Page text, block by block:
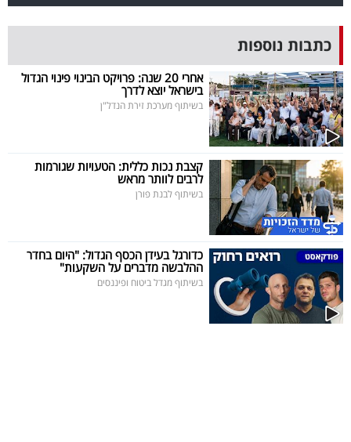
5
המילון
הכלכלי
פודקאסט
40
UNDER
40
שיתופי
פעולה
כתבות נוספות
אחרי 20 שנה: פרויקט הבינוי פינוי הגדול
בישראל יוצא לדרך
בשיתוף מערכת זירת הנדל"ן
קצבת נכות כללית: הטעויות שגורמות
לרבים לוותר מראש
בשיתוף לבנת פורן
כדורגל בעידן הכסף הגדול: "היום בחדר
ההלבשה מדברים על השקעות"
בשיתוף מגדל ביטוח ופיננסים